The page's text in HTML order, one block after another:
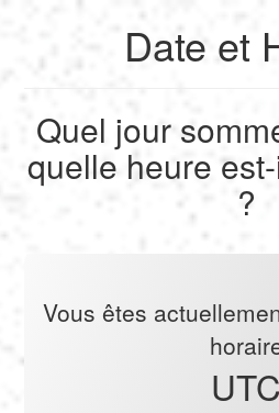
Date et
Quel jour
quelle heure
?
Vous êtes
UTC